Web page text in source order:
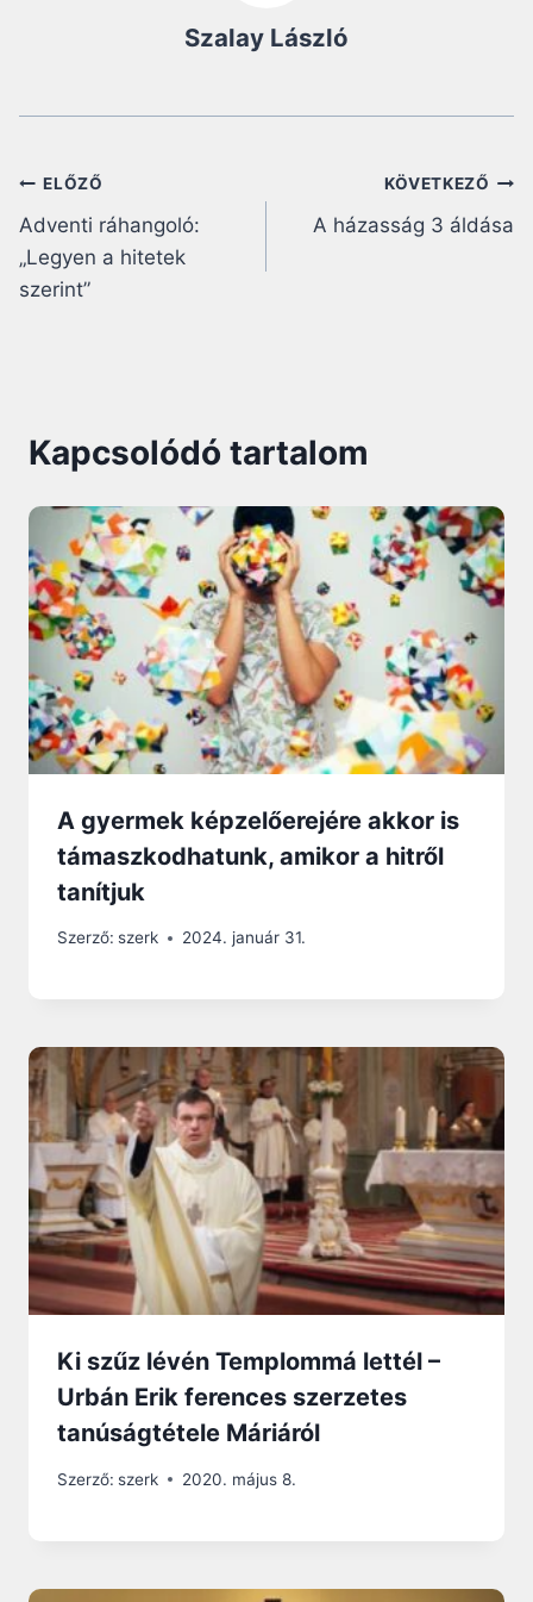
Szalay László
Bejegyzés
navigáció
ELŐZŐ
Adventi ráhangoló:
„Legyen a hitetek
szerint”
KÖVETKEZŐ
A házasság 3 áldása
Kapcsolódó tartalom
A gyermek képzelőerejére akkor is
támaszkodhatunk, amikor a hitről
tanítjuk
Szerző: szerk 2024. január 31.
Ki szűz lévén Templommá lettél –
Urbán Erik ferences szerzetes
tanúságtétele Máriáról
Szerző: szerk 2020. május 8.